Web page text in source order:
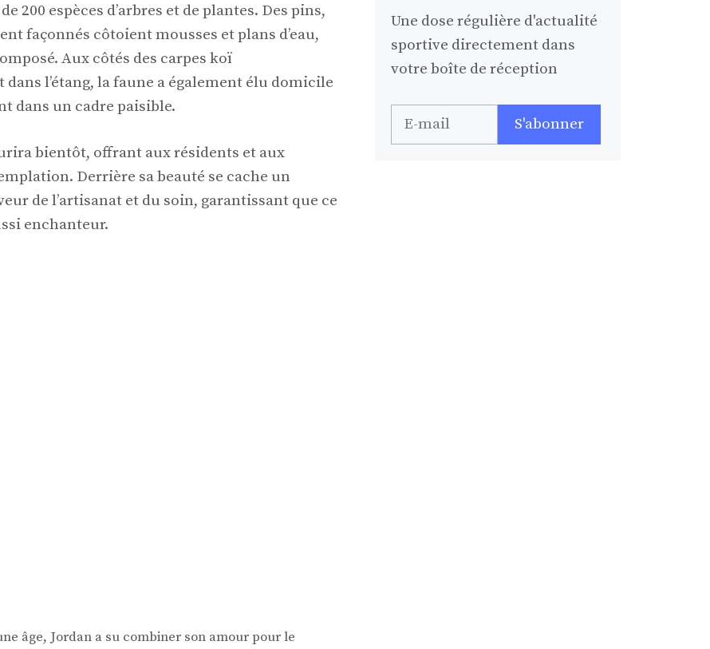
200 espèces d’arbres et de plantes. Des pins,
façonnés côtoient mousses et plans d’eau,
Aux côtés des carpes koï
l’étang, la faune a également élu domicile
dans un cadre paisible.
bientôt, offrant aux résidents et aux
Derrière sa beauté se cache un
de l’artisanat et du soin, garantissant que ce
enchanteur.
âge, Jordan a su combiner son amour pour le
Une dose régulière d'actualité
sportive directement dans
votre boîte de réception